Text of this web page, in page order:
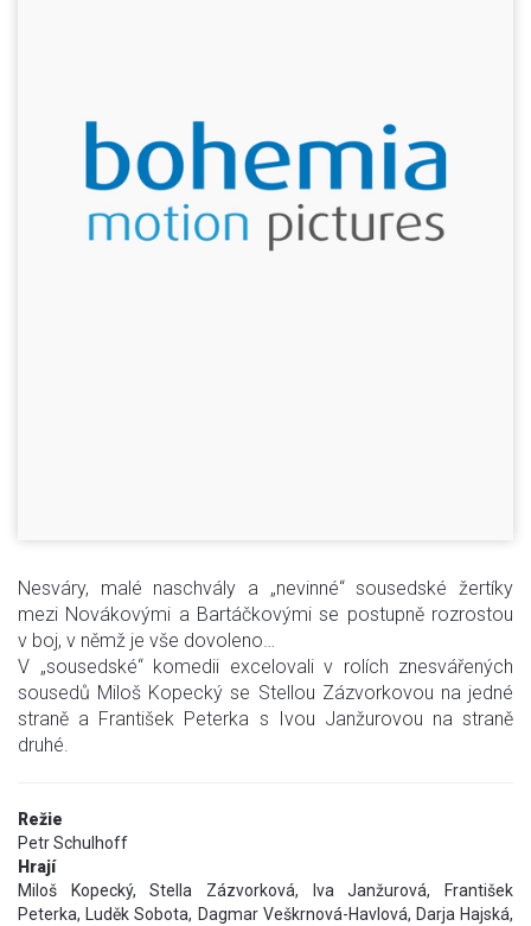
Nesváry, malé naschvály a „nevinné“ sousedské žertíky
mezi Novákovými a Bartáčkovými se postupně rozrostou
v boj, v němž je vše dovoleno…
V „sousedské“ komedii excelovali v rolích znesvářených
sousedů Miloš Kopecký se Stellou Zázvorkovou na jedné
straně a František Peterka s Ivou Janžurovou na straně
druhé.
Režie
Petr Schulhoff
Hrají
Miloš Kopecký, Stella Zázvorková, Iva Janžurová, František
Peterka, Luděk Sobota, Dagmar Veškrnová-Havlová, Darja Hajská,